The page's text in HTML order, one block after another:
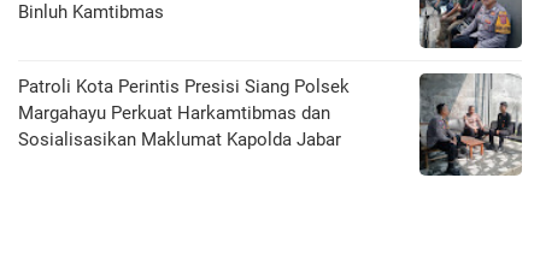
Binluh Kamtibmas
Patroli Kota Perintis Presisi Siang Polsek
Margahayu Perkuat Harkamtibmas dan
Sosialisasikan Maklumat Kapolda Jabar